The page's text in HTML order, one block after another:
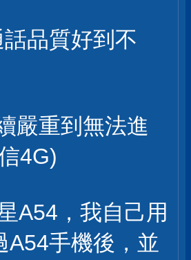
品質好到不
嚴重到無法進
4G)
A54，我自己用
A54手機後，並